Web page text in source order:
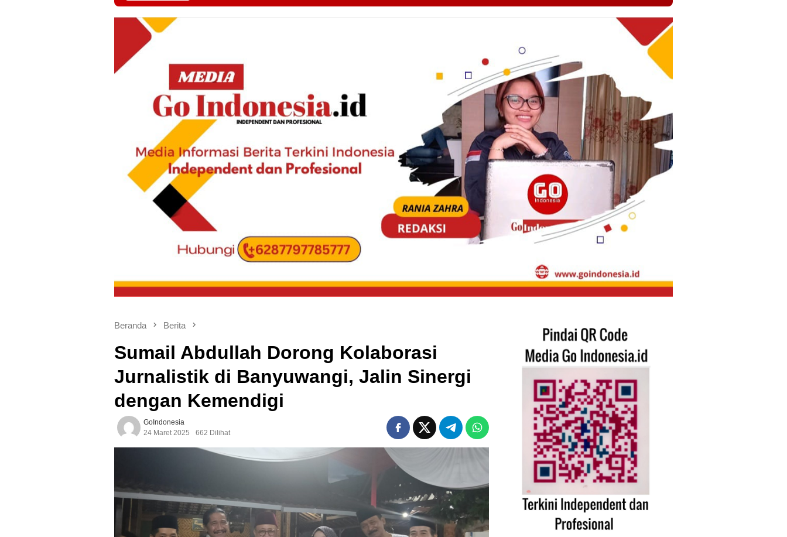
Beranda Berita
Sumail Abdullah Dorong Kolaborasi
Jurnalistik di Banyuwangi, Jalin Sinergi
dengan Kemendigi
GoIndonesia
24 Maret 2025
662 Dilihat